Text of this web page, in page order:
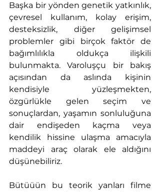
Başka bir yönden genetik yatkınlık,
çevresel kullanım, kolay erişim,
desteksizlik, diğer gelişimsel
problemler gibi birçok faktör de
bağımlılıkla oldukça ilişkili
bulunmakta. Varoluşçu bir bakış
açısından da aslında kişinin
kendisiyle yüzleşmekten,
özgürlükle gelen seçim ve
sonuçlardan, yaşamın sonluluğuna
dair endişeden kaçma veya
kendilik hissine ulaşma amacıyla
maddeyi araç olarak ele aldığını
düşünebiliriz.
Bütüüün bu teorik yanları filme